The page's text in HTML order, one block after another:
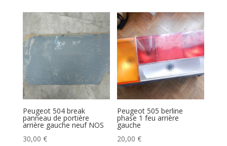
Peugeot 504 break
panneau de portière
arrière gauche neuf NOS
30,00 €
Peugeot 505 berline
phase 1 feu arrière
gauche
20,00€